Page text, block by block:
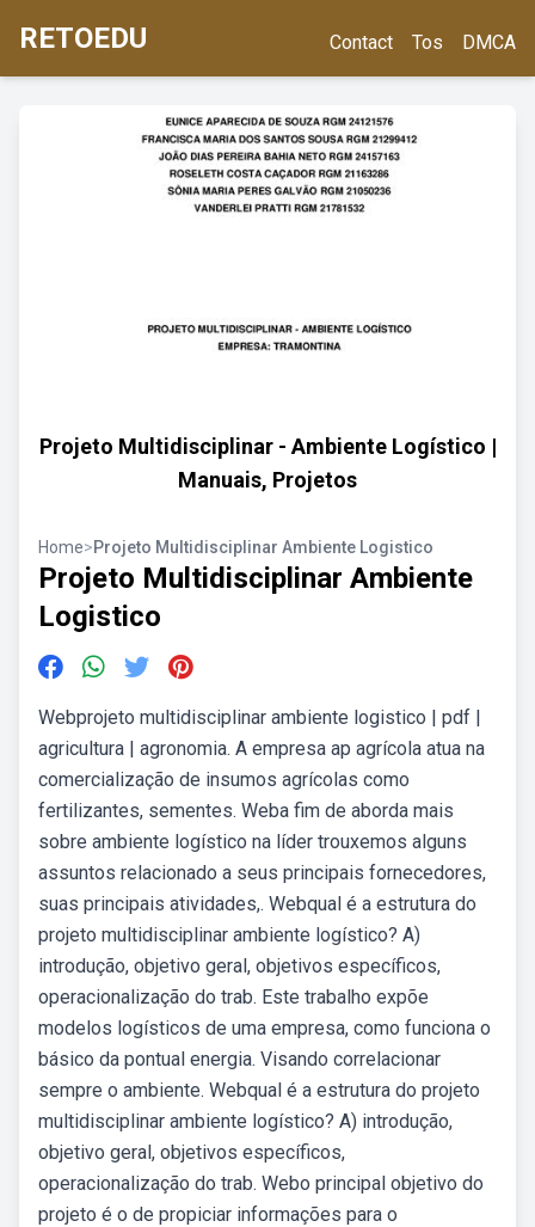
RETOEDU Contact Tos DMCA
Projeto Multidisciplinar - Ambiente Logístico |
Manuais, Projetos
Home>Projeto Multidisciplinar Ambiente Logistico
Projeto Multidisciplinar Ambiente
Logistico
Webprojeto multidisciplinar ambiente logistico | pdf |
agricultura | agronomia. A empresa ap agrícola atua na
comercialização de insumos agrícolas como
fertilizantes, sementes. Weba fim de aborda mais
sobre ambiente logístico na líder trouxemos alguns
assuntos relacionado a seus principais fornecedores,
suas principais atividades,. Webqual é a estrutura do
projeto multidisciplinar ambiente logístico? A)
introdução, objetivo geral, objetivos específicos,
operacionalização do trab. Este trabalho expõe
modelos logísticos de uma empresa, como funciona o
básico da pontual energia. Visando correlacionar
sempre o ambiente. Webqual é a estrutura do projeto
multidisciplinar ambiente logístico? A) introdução,
objetivo geral, objetivos específicos,
operacionalização do trab. Webo principal objetivo do
projeto é o de propiciar informações para o